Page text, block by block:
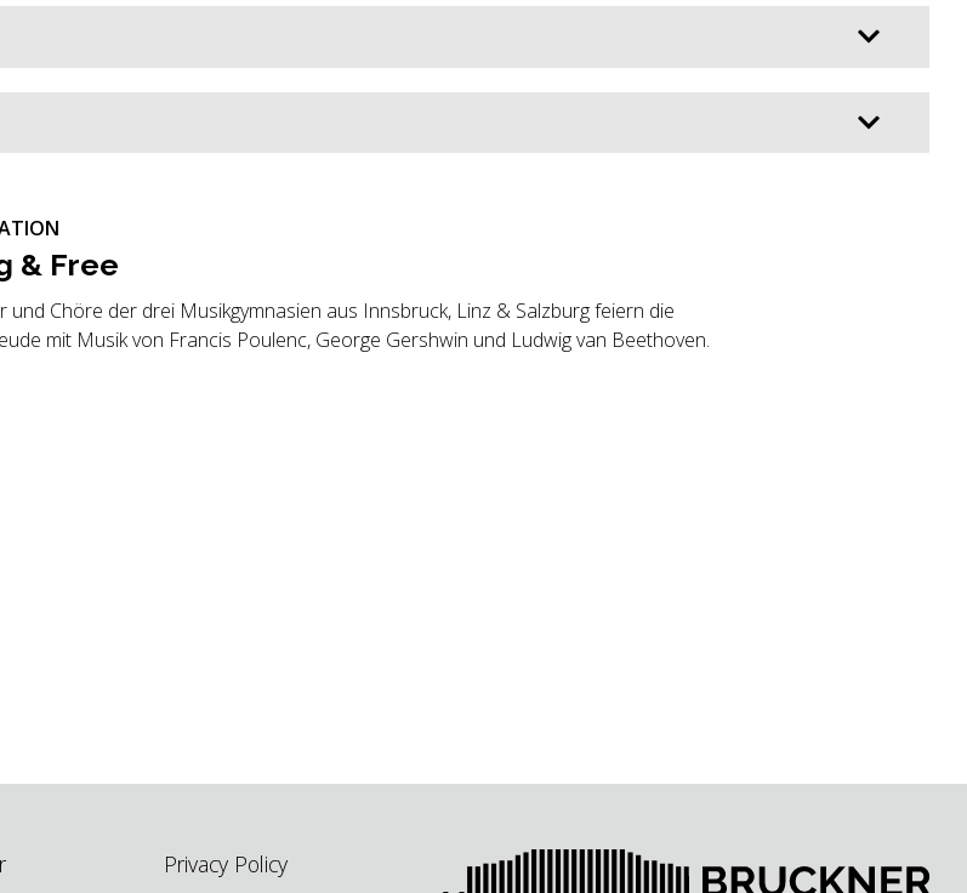
& Free
und Chöre der drei Musikgymnasien aus Innsbruck, Linz & Salzburg feiern die
mit Musik von Francis Poulenc, George Gershwin und Ludwig van Beethoven.
Privacy Policy